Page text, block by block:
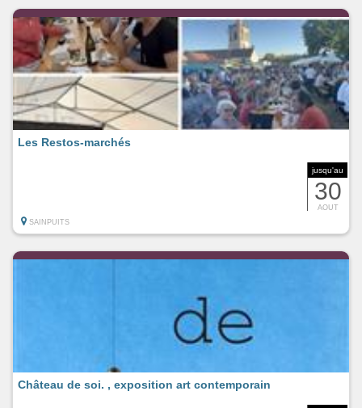
jusqu'au
30
AOUT
Les Restos-marchés
SAINPUITS
Château de soi. , exposition art contemporain